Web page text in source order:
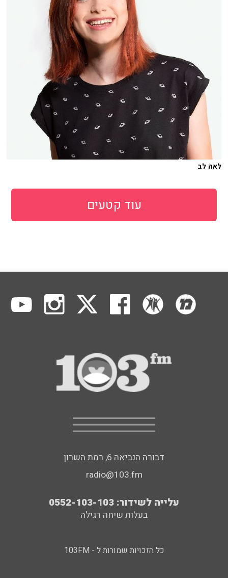
לאה לב
עוד קטעים
דבורה הנביאה 6, רמת השרון
radio@103.fm
עלייה לשידור: 0552-103-103
בעלות שיחה רגילה
כל הזכויות שמורות ל - 103FM